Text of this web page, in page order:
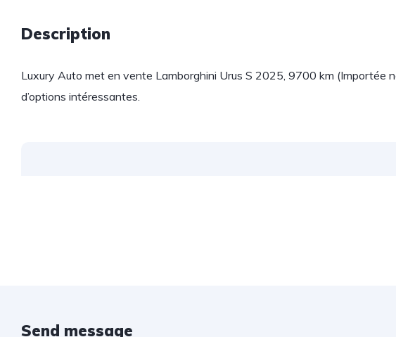
Description
Luxury Auto met en vente Lamborghini Urus S 2025, 9700 km (Importée
d’options intéressantes.
Send message